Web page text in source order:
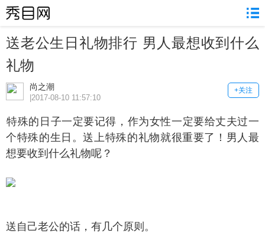
送老公生日礼物排行 男人最想收到什么
礼物
尚之潮 +关注
|2017-08-10 11:57:10
的日子一定要记得，作为女性一定要给丈夫过一
个特殊的生日。送上特殊的礼物就很重要了！男人最
想要收到什么礼物呢？
己老公的话，有几个原则。